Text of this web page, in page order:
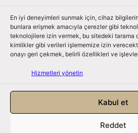
En iyi deneyimleri sunmak için, cihaz
bunlara erişmek amacıyla çerezler gibi
teknolojilere izin vermek, bu sitedeki tarama
kimlikler gibi verileri işlememize izin
onayı geri çekmek, belirli özellikleri ve
Hizmetleri yönetin
Kabul et
Reddet
Bizi Takip